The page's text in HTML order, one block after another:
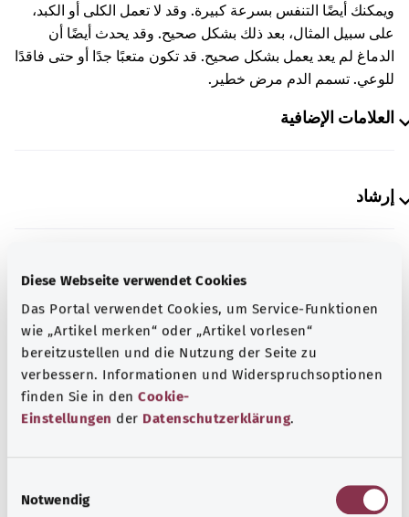
Diese Webseite verwendet Cookies
Das Portal verwendet Cookies, um Service-Funktionen
wie „Artikel merken“ oder „Artikel vorlesen“
bereitzustellen und die Nutzung der Seite zu
verbessern. Informationen und Widerspruchsoptionen
finden Sie in den Cookie-
Einstellungen der Datenschutzerklärung.
Notwendig
ويمكنك أيضًا التنفس بسرعة كبيرة. وقد لا تعمل الكلى أو الكبد،
على سبيل المثال، بعد ذلك بشكل صحيح. وقد يحدث أيضًا أن
الدماغ لم يعد يعمل بشكل صحيح. قد تكون متعبًا جدًا أو حتى فاقدًا
للوعي. تسمم الدم مرض خطير.
العلامات الإضافية
إرشاد
مُقدم من شركة "Was hab’ ich?‎" ذات المسؤولية المحدودة غير
الربحية بالنيابة عن الوزارة الاتحادية للصحة (BMG).
المزيد من المقالات